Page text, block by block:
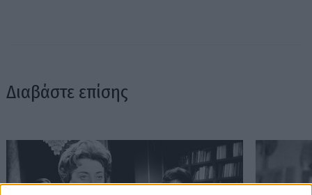
Διαβάστε επίσης